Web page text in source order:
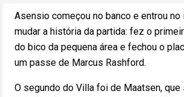
Asensio começou no banco e entrou no
mudar a história da partida: fez o
do bico da pequena área e fechou o
um passe de Marcus Rashford.
O segundo do Villa foi de Maatsen,